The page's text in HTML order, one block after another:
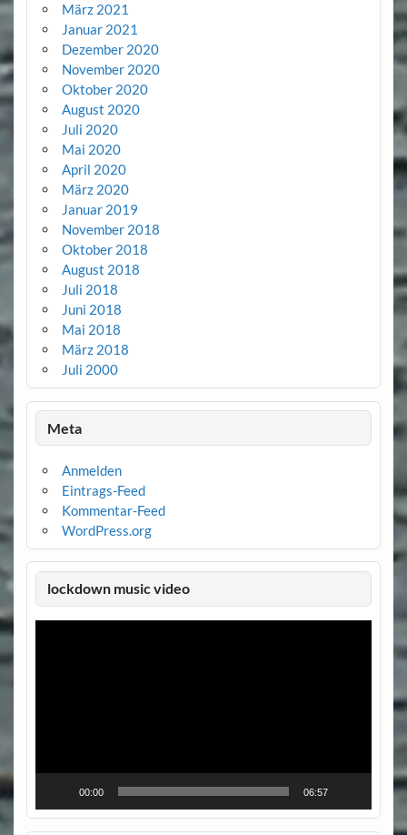
März 2021
Januar 2021
Dezember 2020
November 2020
Oktober 2020
August 2020
Juli 2020
Mai 2020
April 2020
März 2020
Januar 2019
November 2018
Oktober 2018
August 2018
Juli 2018
Juni 2018
Mai 2018
März 2018
Juli 2000
Meta
Anmelden
Eintrags-Feed
Kommentar-Feed
WordPress.org
lockdown music video
Video-
00:00 06:57